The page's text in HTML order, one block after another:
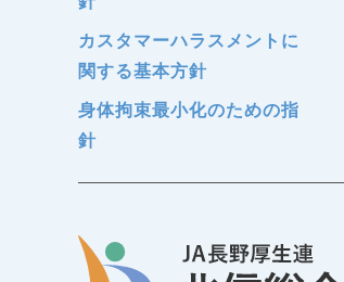
カスタマーハラスメントに
関する基本方針
身体拘束最小化のための指
針